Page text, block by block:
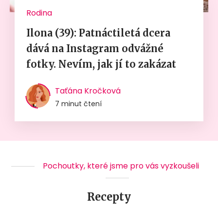
Rodina
Ilona (39): Patnáctiletá dcera
dává na Instagram odvážné
fotky. Nevím, jak jí to zakázat
Taťána Kročková
7 minut čtení
Pochoutky, které jsme pro vás vyzkoušeli
Recepty